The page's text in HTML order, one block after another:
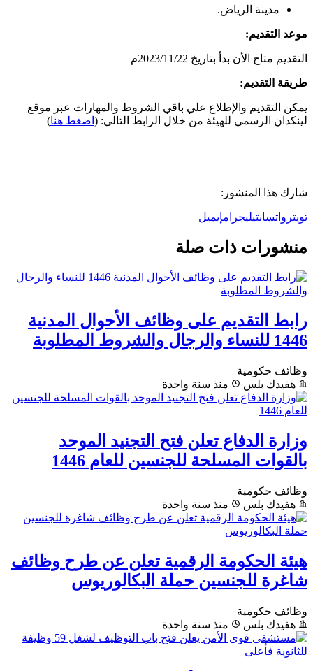
مدينة الرياض.
موعد التقديم:
التقديم متاح الأن بدأ بتاريخ 2023/11/22م
طريقة التقديم:
يمكن التقديم والإطلاع علي باقي الشروط والمهارات عبر موقع
لينكدان الرسمي للهيئة من خلال الرابط التالي: ( اضغط هنا)
شارك هذا المنشور:
تويتر واتسابتيليجرامإيميل
منشورات ذات صلة
رابط التقديم على وظائف الأحوال المدنية
1446 للنساء والرجال والشروط المطلوبة
وظائف حكومية
هفيدك بلس
منذ سنة واحدة
وزارة الدفاع تعلن فتح التجنيد الموحد
بالقوات المسلحة للجنسين للعام 1446
وظائف حكومية
هفيدك بلس
منذ سنة واحدة
هيئة الحكومة الرقمية تعلن عن طرح وظائف
شاغرة للجنسين حملة البكالوريوس
وظائف حكومية
هفيدك بلس
منذ سنة واحدة